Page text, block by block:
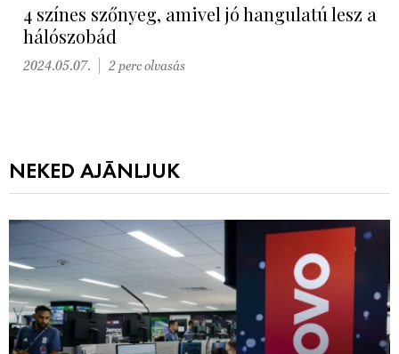
4 színes szőnyeg, amivel jó hangulatú lesz a
hálószobád
2024.05.07. 2 perc olvasás
NEKED AJÁNLJUK